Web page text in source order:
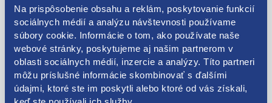
Na prispôsobenie obsahu a reklám, poskytovanie funkcií
sociálnych médií a analýzu návštevnosti používame
súbory cookie. Informácie o tom, ako používate naše
webové stránky, poskytujeme aj našim partnerom v
oblasti sociálnych médií, inzercie a analýzy. Títo partneri
môžu príslušné informácie skombinovať s ďalšími
údajmi, ktoré ste im poskytli alebo ktoré od vás získali,
VAG originál: 6Y1959801
Kódy produktov